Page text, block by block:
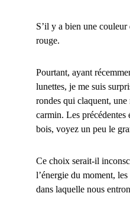
S’il y a bien une couleur
rouge.
Pourtant, ayant
lunettes, je me suis
rondes qui claquent,
carmin. Les précédentes
bois, voyez un peu le
Ce choix serait-il
l’énergie du moment,
dans laquelle nous